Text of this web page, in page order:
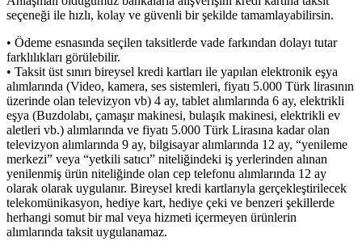
seçeneği ile hızlı, kolay ve güvenli bir şekilde tamamlayabilirsin.
• Ödeme esnasında seçilen taksitlerde vade farkından dolayı tutar
farklılıkları görülebilir.
• Taksit üst sınırı bireysel kredi kartları ile yapılan elektronik eşya
alımlarında (Video, kamera, ses sistemleri, fiyatı 5.000 Türk lirasının
üzerinde olan televizyon vb) 4 ay, tablet alımlarında 6 ay, elektrikli
eşya (Buzdolabı, çamaşır makinesi, bulaşık makinesi, elektrikli ev
aletleri vb.) alımlarında ve fiyatı 5.000 Türk Lirasına kadar olan
televizyon alımlarında 9 ay, bilgisayar alımlarında 12 ay, “yenileme
merkezi” veya “yetkili satıcı” niteliğindeki iş yerlerinden alınan
yenilenmiş ürün niteliğinde olan cep telefonu alımlarında 12 ay
olarak olarak uygulanır. Bireysel kredi kartlarıyla gerçekleştirilecek
telekomünikasyon, hediye kart, hediye çeki ve benzeri şekillerde
herhangi somut bir mal veya hizmeti içermeyen ürünlerin
alımlarında taksit uygulanamaz.